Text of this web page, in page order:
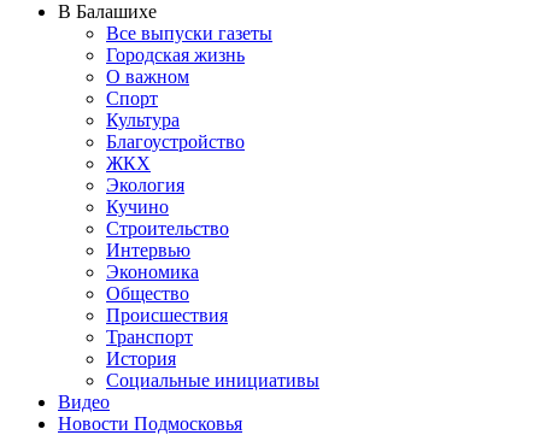
В Балашихе
Все выпуски газеты
Городская жизнь
О важном
Спорт
Культура
Благоустройство
ЖКХ
Экология
Кучино
Строительство
Интервью
Экономика
Общество
Происшествия
Транспорт
История
Социальные инициативы
Видео
Новости Подмосковья